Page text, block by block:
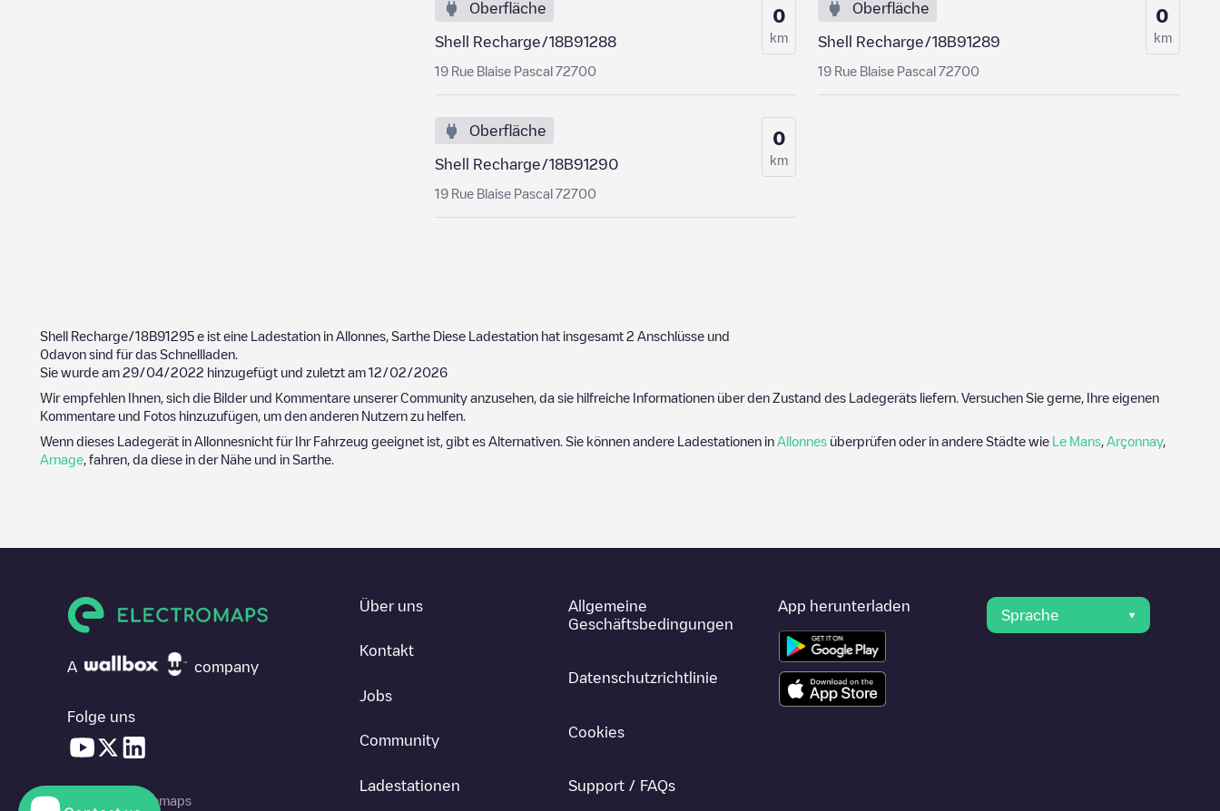
Oberfläche
Shell Recharge/18B91288
19 Rue Blaise Pascal 72700
0
km
Oberfläche
Shell Recharge/18B91289
19 Rue Blaise Pascal 72700
0
km
Oberfläche
Shell Recharge/18B91290
19 Rue Blaise Pascal 72700
0
km
Shell Recharge/18B91295 e ist eine Ladestation in Allonnes Sarthe Diese Ladestation hat insgesamt 2 Anschlüsse und
0davon sind für das Schnellladen.
Sie wurde am 29/04/2022 hinzugefügt und zuletzt am 12/02/2026
Wir empfehlen Ihnen, sich die Bilder und Kommentare unserer Community anzusehen, da sie hilfreiche Informationen über den Zustand des Ladegeräts liefern. Versuchen Sie gerne, Ihre eigenen
Kommentare und Fotos hinzuzufügen, um den anderen Nutzern zu helfen.
Wenn dieses Ladegerät in Allonnesnicht für Ihr Fahrzeug geeignet ist, gibt es Alternativen. Sie können andere Ladestationen in Allonnes überprüfen oder in andere Städte wie Le Mans Arçonnay,
Arnage , fahren, da diese in der Nähe und in Sarthe
A company
Folge uns
© 2026 Electromaps
Über uns
Kontakt
Jobs
Community
Ladestationen
Allgemeine
Geschäftsbedingungen
Datenschutzrichtlinie
Cookies
Support / FAQs
App herunterladen
Sprache